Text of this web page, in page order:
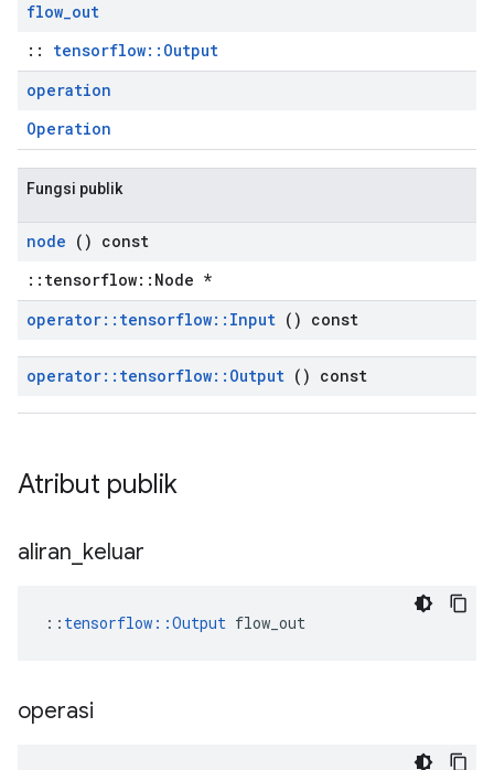
flow_out
:: tensorflow::Output
operation
Operation
Fungsi publik
node () const
::tensorflow::Node *
operator:: tensorflow:: Input () const
operator:: tensorflow:: Output () const
Atribut publik
aliran keluar
:: tensorflow::Output flow_out
operasi